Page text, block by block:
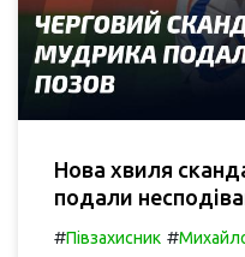
Нова хвиля
подали
#Півзахисник #